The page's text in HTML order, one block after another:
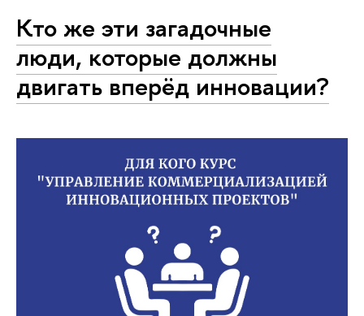
Кто же эти загадочные
люди, которые должны
двигать вперёд инновации?